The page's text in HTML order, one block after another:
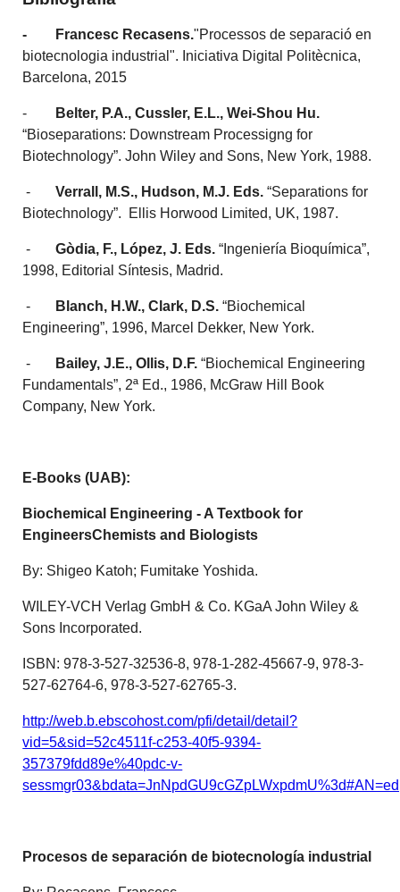
- Francesc Recasens."Processos de separació en
biotecnologia industrial". Iniciativa Digital Politècnica,
Barcelona, 2015
-
Belter, P.A., Cussler, E.L., Wei-Shou Hu.
“Bioseparations: Downstream Processigng for
Biotechnology”. John Wiley and Sons, New York, 1988.
-Verrall, M.S., Hudson, M.J. Eds. “Separations for
Biotechnology”.
Ellis Horwood Limited, UK, 1987.
-Gòdia, F., López, J. Eds.“Ingeniería Bioquímica”,
1998, Editorial Síntesis, Madrid.
- Blanch, H.W., Clark, D.S. “Biochemical
Engineering”, 1996, Marcel Dekker, New York.
- Bailey, J.E., Ollis, D.F. “Biochemical Engineering
Fundamentals”, 2ª Ed., 1986, McGraw Hill Book
Company, New York.
E-Books (UAB):
Biochemical Engineering - A Textbook for
EngineersChemists and Biologists
By: Shigeo Katoh; Fumitake Yoshida.
WILEY-VCH Verlag GmbH & Co. KGaA John Wiley &
Sons Incorporated.
ISBN: 978-3-527-32536-8, 978-1-282-45667-9, 978-3-
527-62764-6, 978-3-527-62765-3.
http://web.b.ebscohost.com/pfi/detail/detail?
vid=5&sid=52c4511f-c253-40f5-9394-
357379fdd89e%40pdc-v-
Procesos de separación de biotecnología industrial